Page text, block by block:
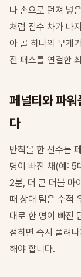
나 손으로 던져 넣
처럼 점수 차가 나
아 골 하나의 무게
전 패스를 연결한
페널티와 파
다
반칙을 한 선수는
명이 빠진 채(예: 5
2분, 더 큰 더블 마
때 상대 팀은 수적
대로 한 명이 빠진
점하면 즉시 풀려
해야 합니다.